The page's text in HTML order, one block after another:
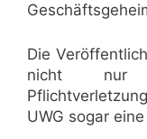
Die
nicht nur
UWG sogar